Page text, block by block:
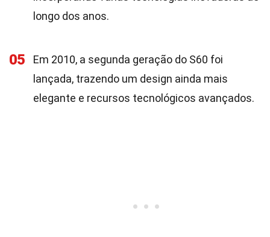
longo dos anos.
05
Em 2010, a segunda geração do S60 foi
lançada, trazendo um design ainda mais
elegante e recursos tecnológicos avançados.